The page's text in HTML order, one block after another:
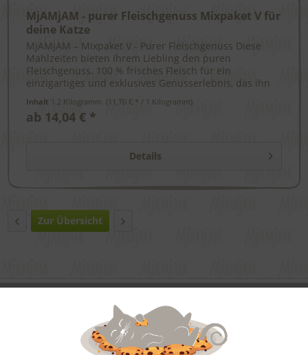
MjAMjAM - purer Fleischgenuss Mixpaket V für
deine Katze
MjAMjAM – Mixpaket V - Purer Fleischgenuss Diese
Mahlzeiten bieten Ihrem Liebling den puren
Fleischgenuss. 100 % frisches Fleisch für ein
einzigartiges und exklusives Genusserlebnis, das ihn
Inhalt 1.2 Kilogramm (11,70 € * / 1 Kilogramm)
ab 14,04 € *
Details
Zur Übersicht
wir sind für dich da